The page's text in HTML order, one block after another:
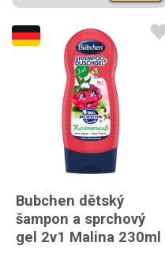
Bubchen dětský
šampon a sprchový
gel 2v1 Malina 230ml